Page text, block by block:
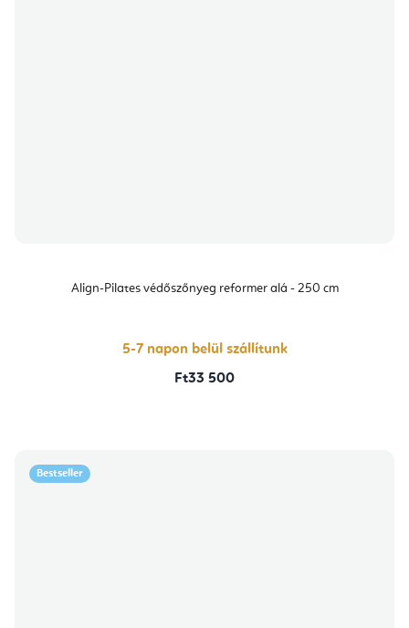
Align-Pilates védőszőnyeg reformer alá - 250 cm
5-7 napon belül szállítunk
Ft33 500
Bestseller